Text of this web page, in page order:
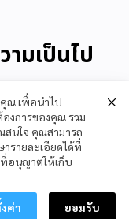
มเป็นไป
Limited
ณ เพื่อนำไป
งการของคุณ รวม
สนใจ คุณสามารถ
รายละเอียดได้ที่
อนุญาตให้เก็บ
ค่า ยอมรับ